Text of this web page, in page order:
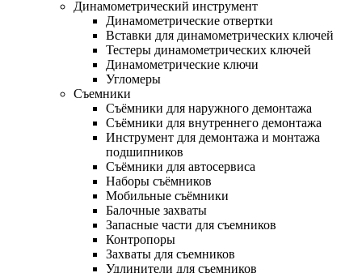
Динамометрический инструмент
Динамометрические отвертки
Вставки для динамометрических ключей
Тестеры динамометрических ключей
Динамометрические ключи
Угломеры
Съемники
Съёмники для наружного демонтажа
Съёмники для внутреннего демонтажа
Инструмент для демонтажа и монтажа
подшипников
Съёмники для автосервиса
Наборы съёмников
Мобильные съёмники
Балочные захваты
Запасные части для съемников
Контропоры
Захваты для съемников
Удлинители для съемников